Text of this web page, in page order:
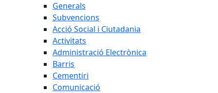
Generals
Subvencions
Acció Social i Ciutadania
Activitats
Administració Electrònica
Barris
Cementiri
Comunicació